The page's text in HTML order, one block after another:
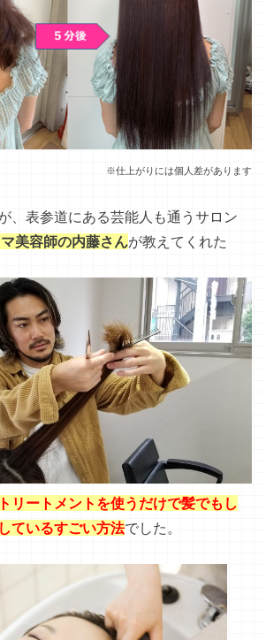
※仕上がりには個人差があります
、表参道にある芸能人も通うサロン
美容師の内藤さんが教えてくれた
リートメントを使うだけで髪でもし
ているすごい方法でした。